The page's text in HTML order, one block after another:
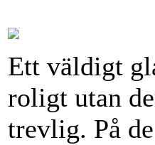
Ett väldigt
roligt utan
trevlig. På